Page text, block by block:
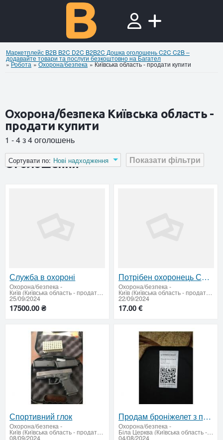
Маркетплейс B2B B2C D2C B2B2C Дошка оголошень C2C C2B –
додавайте товари та послуги безкоштовно на Багател
»Робота »Охорона/безпека »Київська область - продати купити
Охорона/безпека Київська область -
продати купити
1 - 4 з 4 оголошень
Показати фільтри
Сортувати по: Нові надходження
Оголошення
Служба в охороні
Охорона/безпека-
Київ (Київська область - продати купити)
25/09/2024
17500.00 ₴
Потрібен охоронець Святошинський р-н
Охорона/безпека-
Київ (Київська область - продати купити)
22/09/2024
17.00 €
Спортивний глок
Охорона/безпека-
Київ (Київська область - продати купити)
08/09/2024
Продам броніжелет з плитами 4 група захисту
Охорона/безпека-
Біла Церква (Київська область - продати купити)
04/08/2024